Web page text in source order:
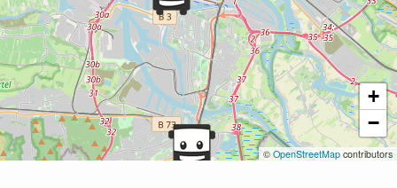
+
−
© OpenStreetMap contributors